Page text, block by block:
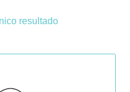
resultado